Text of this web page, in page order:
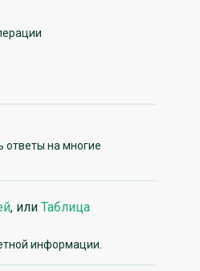
ответы на многие
, илиТаблица
информации.